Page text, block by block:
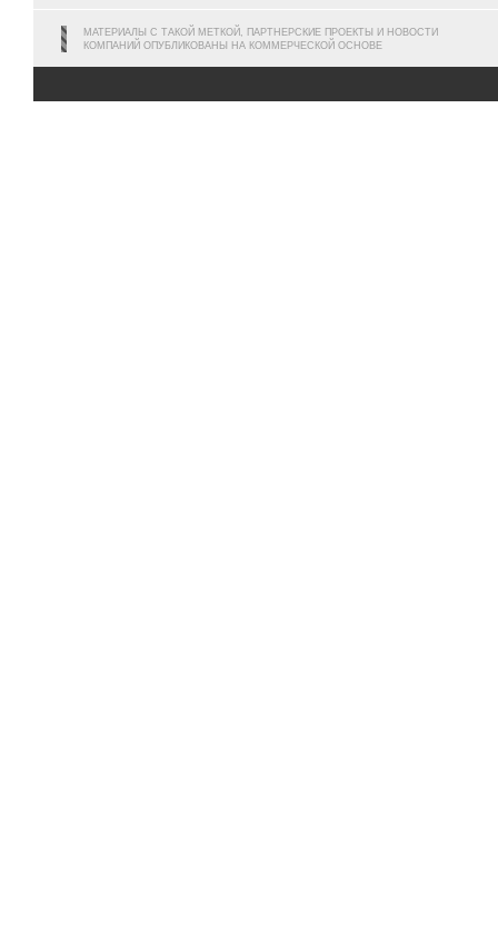
МАТЕРИАЛЫ С ТАКОЙ МЕТКОЙ, ПАРТНЕРСКИЕ ПРОЕКТЫ И НОВОСТИ
КОМПАНИЙ ОПУБЛИКОВАНЫ НА КОММЕРЧЕСКОЙ ОСНОВЕ